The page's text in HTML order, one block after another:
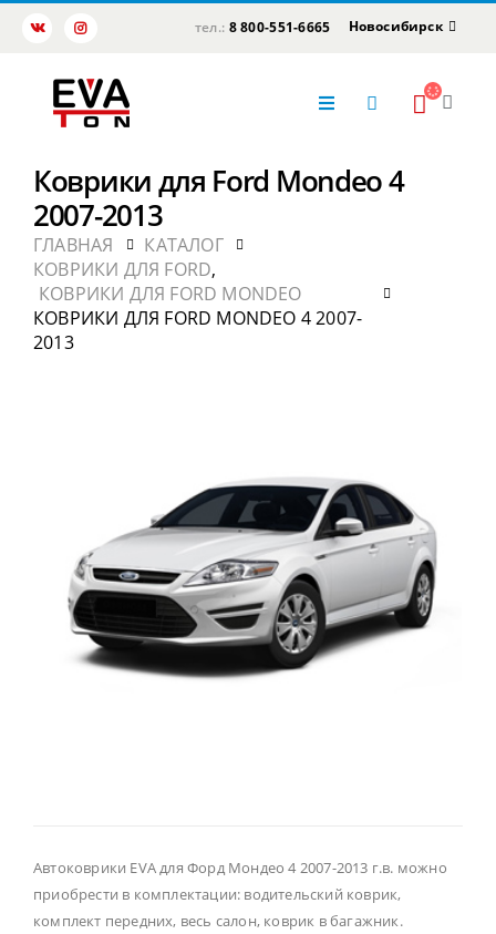
тел.: 8 800-551-6665 Новосибирск
Коврики для Ford Mondeo 4
2007-2013
ГЛАВНАЯ
КАТАЛОГ
КОВРИКИ ДЛЯ FORD,
КОВРИКИ ДЛЯ FORD MONDEO
КОВРИКИ ДЛЯ FORD MONDEO 4 2007-
2013
Автоковрики EVA для Форд Мондео 4 2007-2013 г.в. можно
приобрести в комплектации: водительский коврик,
комплект передних, весь салон, коврик в багажник.